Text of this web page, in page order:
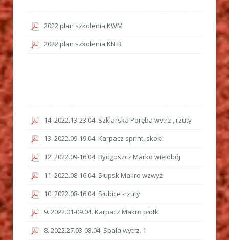
2022 plan szkolenia KWM
2022 plan szkolenia KN B
14. 2022.13-23.04. Szklarska Poręba wytrz., rzuty
13. 2022.09-19.04. Karpacz sprint, skoki
12. 2022.09-16.04. Bydgoszcz Marko wielobój
11. 2022.08-16.04. Słupsk Makro wzwyż
10. 2022.08-16.04. Słubice -rzuty
9. 2022.01-09.04. Karpacz Makro płotki
8. 2022.27.03-08.04. Spała wytrz. 1